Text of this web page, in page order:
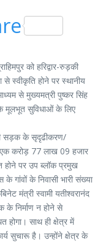
को हरिद्वार-रुड़की
स्वीकृति होने पर स्थानीय
से मुख्यमत्री पुष्कर सिंह
मूलभूत सुविधाओं के लिए
सड़क के सृदृढीकरण/
करोड़ 77 लाख 09 हजार
पर उप ब्लॉक प्रमुख
गांवों के निवासी भारी संख्या
मंत्री स्वामी यतीश्वरानंद
के निर्माण न होने से
होगा। साथ ही क्षेत्र में
सुचारू है। उन्होंने क्षेत्र के